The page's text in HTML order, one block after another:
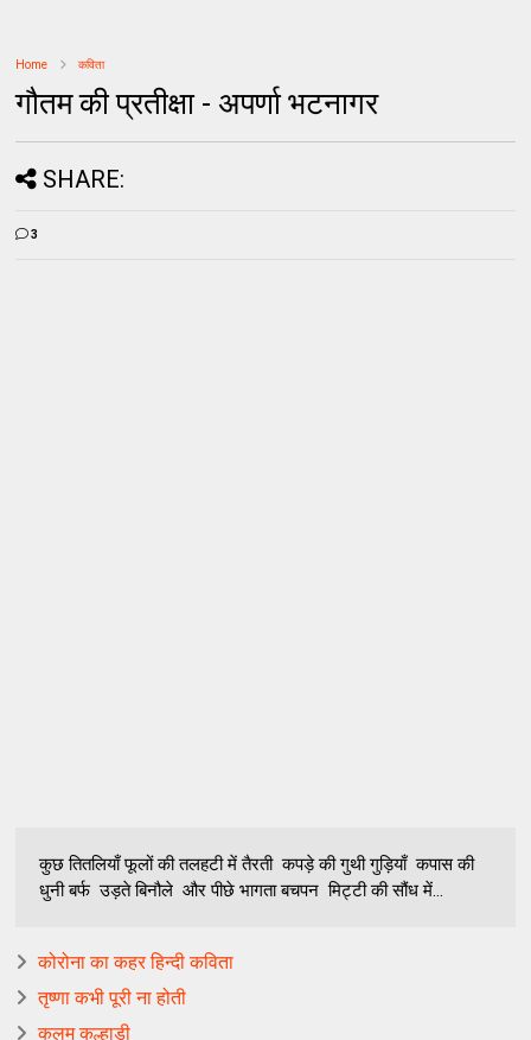
Home कविता
गौतम की प्रतीक्षा - अपर्णा भटनागर
SHARE:
3
कुछ तितलियाँ फूलों की तलहटी में तैरती कपड़े की गुथी गुड़ियाँ कपास की
धुनी बर्फ उड़ते बिनौले और पीछे भागता बचपन मिट्टी की सौंध में...
कोरोना का कहर हिन्दी कविता
तृष्णा कभी पूरी ना होती
कलम कुल्हाड़ी